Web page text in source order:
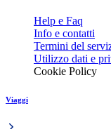
Help e Faq
Info e contatti
Termini del
Utilizzo dati e
Cookie Policy
Viaggi